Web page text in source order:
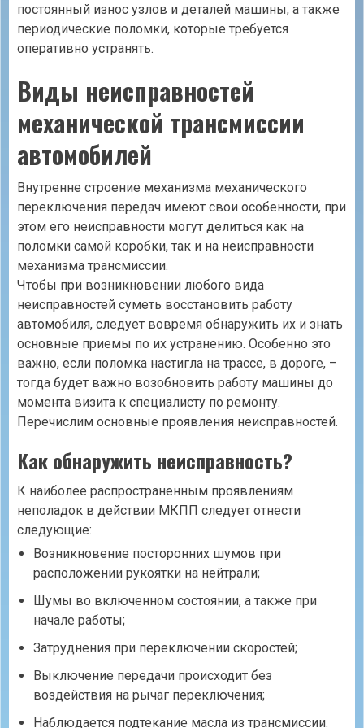
постоянный износ узлов и деталей машины, а также
периодические поломки, которые требуется
оперативно устранять.
Виды неисправностей
механической трансмиссии
автомобилей
Внутренне строение механизма механического
переключения передач имеют свои особенности, при
этом его неисправности могут делиться как на
поломки самой коробки, так и на неисправности
механизма трансмиссии.
Чтобы при возникновении любого вида
неисправностей суметь восстановить работу
автомобиля, следует вовремя обнаружить их и знать
основные приемы по их устранению. Особенно это
важно, если поломка настигла на трассе, в дороге, –
тогда будет важно возобновить работу машины до
момента визита к специалисту по ремонту.
Перечислим основные проявления неисправностей.
Как обнаружить неисправность?
К наиболее распространенным проявлениям
неполадок в действии МКПП следует отнести
следующие:
Возникновение посторонних шумов при
расположении рукоятки на нейтрали;
Шумы во включенном состоянии, а также при
начале работы;
Затруднения при переключении скоростей;
Выключение передачи происходит без
воздействия на рычаг переключения;
Наблюдается подтекание масла из трансмиссии.